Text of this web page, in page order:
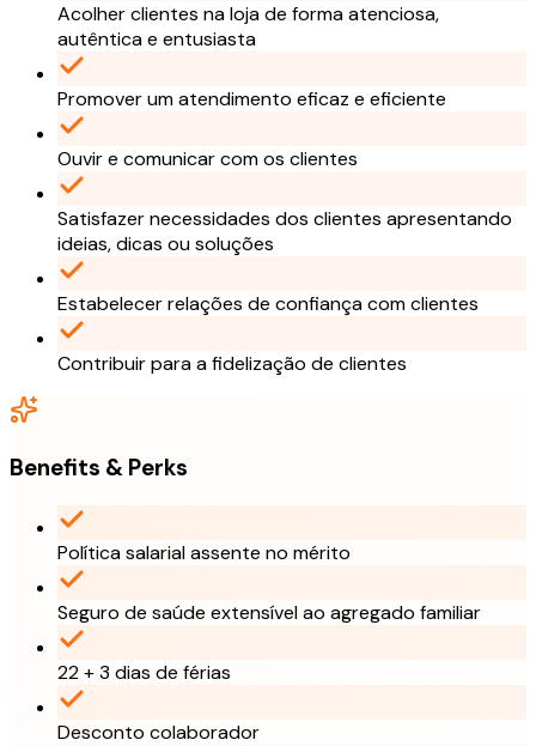
Acolher clientes na loja de forma atenciosa,
autêntica e entusiasta
Promover um atendimento eficaz e eficiente
Ouvir e comunicar com os clientes
Satisfazer necessidades dos clientes apresentando
ideias, dicas ou soluções
Estabelecer relações de confiança com clientes
Contribuir para a fidelização de clientes
Benefits & Perks
Política salarial assente no mérito
Seguro de saúde extensível ao agregado familiar
22 + 3 dias de férias
Desconto colaborador